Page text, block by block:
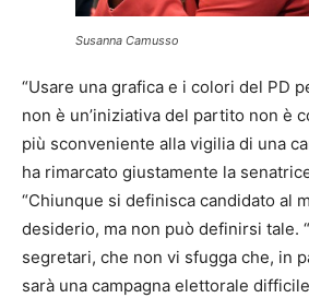
Susanna Camusso
“Usare una grafica e i colori del PD
non è un’iniziativa del partito non è
più sconveniente alla vigilia di una
ha rimarcato giustamente la
“Chiunque si definisca candidato al
desiderio, ma non può definirsi tale.
segretari, che non vi sfugga che, in
sarà una campagna elettorale